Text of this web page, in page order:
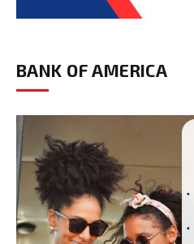
BANK OF AMERICA